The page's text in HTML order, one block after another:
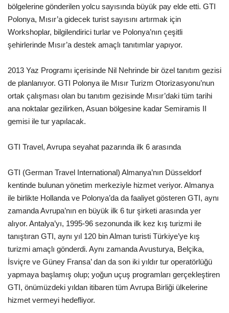
Video Tanıtım
Galeri
bölgelerine gönderilen yolcu sayısında büyük pay elde etti. GTI
Polonya, Mısır’a gidecek turist sayısını artırmak için
Workshoplar, bilgilendirici turlar ve Polonya’nın çeşitli
şehirlerinde Mısır’a destek amaçlı tanıtımlar yapıyor.
2013 Yaz Programı içerisinde Nil Nehrinde bir özel tanıtım gezisi
de planlanıyor. GTI Polonya ile Mısır Turizm Otorizasyonu’nun
ortak çalışması olan bu tanıtım gezisinde Mısır’daki tüm tarihi
ana noktalar gezilirken, Asuan bölgesine kadar Semiramis II
gemisi ile tur yapılacak.
GTI Travel, Avrupa seyahat pazarında ilk 6 arasında
GTI (German Travel International) Almanya’nın Düsseldorf
kentinde bulunan yönetim merkeziyle hizmet veriyor. Almanya
ile birlikte Hollanda ve Polonya’da da faaliyet gösteren GTI, aynı
zamanda Avrupa’nın en büyük ilk 6 tur şirketi arasında yer
alıyor. Antalya’yı, 1995-96 sezonunda ilk kez kış turizmi ile
tanıştıran GTI, aynı yıl 120 bin Alman turisti Türkiye’ye kış
turizmi amaçlı gönderdi. Aynı zamanda Avusturya, Belçika,
İsviçre ve Güney Fransa’ dan da son iki yıldır tur operatörlüğü
yapmaya başlamış olup; yoğun uçuş programları gerçekleştiren
GTI, önümüzdeki yıldan itibaren tüm Avrupa Birliği ülkelerine
hizmet vermeyi hedefliyor.